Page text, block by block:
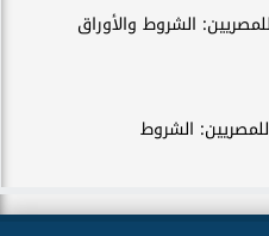
للمصريين: الشروط والأوراق
الشروط